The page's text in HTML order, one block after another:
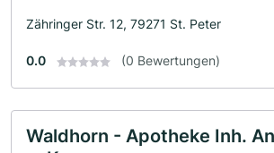
Zähringer Str. 12, 79271 St. Peter
0.0 (0 Bewertungen)
Waldhorn - Apotheke Inh.